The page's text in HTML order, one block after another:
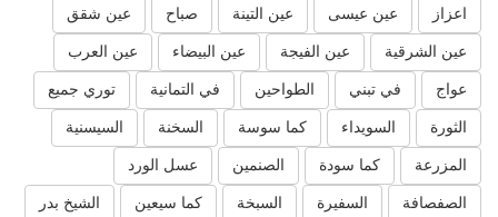
اعزاز عين عيسى عين التينة صباح عين شقق
عين الشرقية عين الفيجة عين البيضاء عين العرب
عواج في تبني الطواحين في التمانية توري جميع
الثورة السويداء كما سوسة السخنة السيسنية
المزرعة كما سودة الصنمين عسل الورد
الصفصافة السفيرة السبخة كما سيعين الشيخ بدر